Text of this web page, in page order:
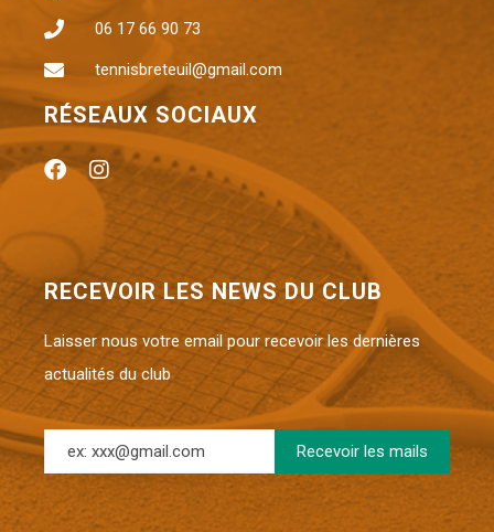
06 17 66 90 73
tennisbreteuil@gmail.com
RÉSEAUX SOCIAUX
RECEVOIR LES NEWS DU CLUB
Laisser nous votre email pour recevoir les dernières
actualités du club